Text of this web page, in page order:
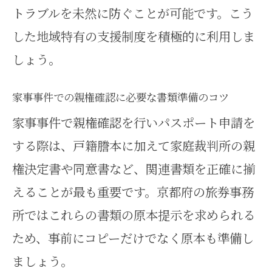
トラブルを未然に防ぐことが可能です。こう
した地域特有の支援制度を積極的に利用しま
しょう。
家事事件での親権確認に必要な書類準備のコツ
家事事件で親権確認を行いパスポート申請を
する際は、戸籍謄本に加えて家庭裁判所の親
権決定書や同意書など、関連書類を正確に揃
えることが最も重要です。京都府の旅券事務
所ではこれらの書類の原本提示を求められる
ため、事前にコピーだけでなく原本も準備し
ましょう。